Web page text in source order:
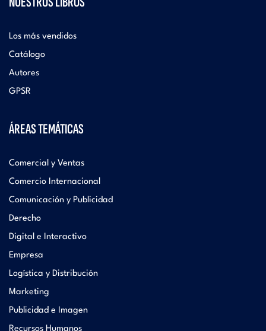
Los más vendidos
Catálogo
Autores
GPSR
ÁREAS TEMÁTICAS
Comercial y Ventas
Comercio Internacional
Comunicación y Publicidad
Derecho
Digital e Interactivo
Empresa
Logística y Distribución
Marketing
Publicidad e Imagen
Recursos Humanos